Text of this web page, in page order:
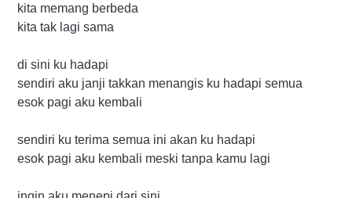
kita memang berbeda
kita tak lagi sama
di sini ku hadapi
sendiri aku janji takkan menangis ku hadapi semua
esok pagi aku kembali
sendiri ku terima semua ini akan ku hadapi
esok pagi aku kembali meski tanpa kamu lagi